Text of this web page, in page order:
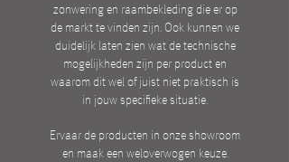
zonwering en raambekleding die er op
de markt te vinden zijn. Ook kunnen we
duidelijk laten zien wat de technische
mogelijkheden zijn per product en
waarom dit wel of juist niet praktisch is
in jouw specifieke situatie.
Ervaar de producten in onze showroom
en maak een weloverwogen keuze.